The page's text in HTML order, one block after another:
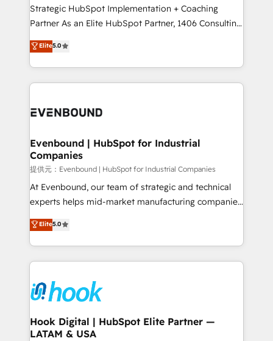
companies that divide their offer into 4
Competence Centers: Smart Manufacturing,
The synergies generated by these integrations,
together with the combination of talents, skills,
to accompany companies on their digital
Strategic HubSpot Implementation + Coaching
Partner As an Elite HubSpot Partner, 1406 Consulting
helps mid-market revenue teams transform how
they sell, market, and serve. We don't just build your
HubSpot—we teach your team to own it, then stay
to help you keep winning. What We Do ⚙️ CRM
Data & Content 📈 Sales & Marketing Alignment +
Agent Creation 🔄 Custom Integrations & Data
Migration Why 1406 We become part of your team.
Your team learns while we build. We fix what others
broke. Built for mid-market reality—practical
solutions that work with your actual headcount and
HubSpot partners 🔄 Top 5% globally in client
retention 📅 8+ years of consistent results since 2017
move beyond spreadsheets into unified systems
that drive real business results.
Elite5.0
Evenbound | HubSpot for Industrial
Companies
提供元：Evenbound | HubSpot for Industrial Companies
At Evenbound, our team of strategic and technical
experts helps mid-market manufacturing companies
achieve real growth. We specialize in delivering
tailored solutions that drive results by leveraging
HubSpot’s platform and data to fuel success.
Technical Solutions: - HubSpot Technical Consulting -
Onboarding - Data Migration & Integrations -
Technical Audit & Optimization Strategic Solutions: -
Revenue Operations - Inbound Marketing -
Outbound Marketing - HubSpot CMS Website
Elite5.0
Hook Digital | HubSpot Elite Partner —
LATAM & USA